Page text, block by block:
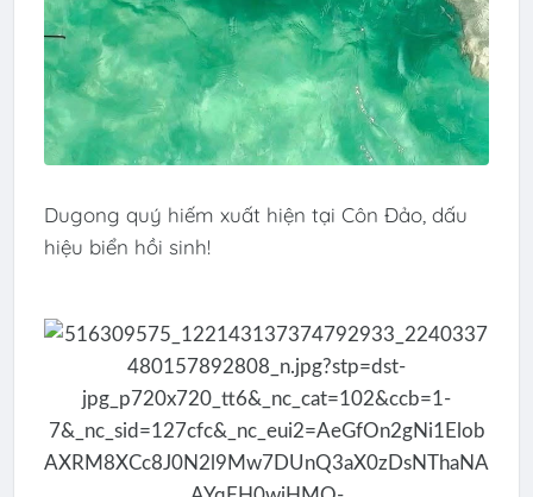
Dugong quý hiếm xuất hiện tại Côn Đảo, dấu
hiệu biển hồi sinh!